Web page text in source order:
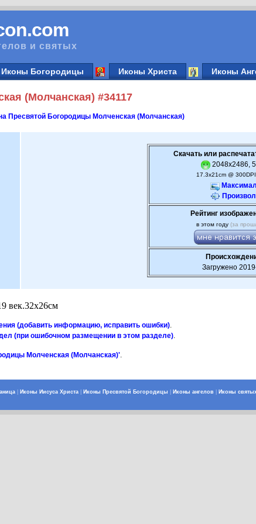
и святых
Иконы Богородицы Иконы Христа Иконы
(Молчанская) #34117
Пресвятой Богородицы Молченская (Молчанская)
Скачать или
2048x2486,
17.3x21cm @
Рейтинг
в этом году (за
Загружено
век.32х26см
(добавить информацию, исправить ошибки).
(при ошибочном размещении в этом разделе).
Молченская (Молчанская)'.
Иконы Иисуса Христа Иконы Пресвятой Богородицы Иконы ангелов Иконы